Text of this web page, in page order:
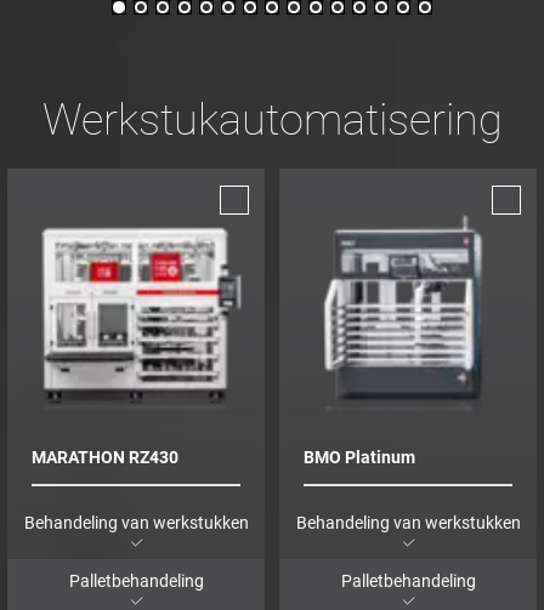
Werkstukautomatisering
MARATHON RZ430
Behandeling van werkstukken
Palletbehandeling
BMO Platinum
Behandeling van werkstukken
Palletbehandeling